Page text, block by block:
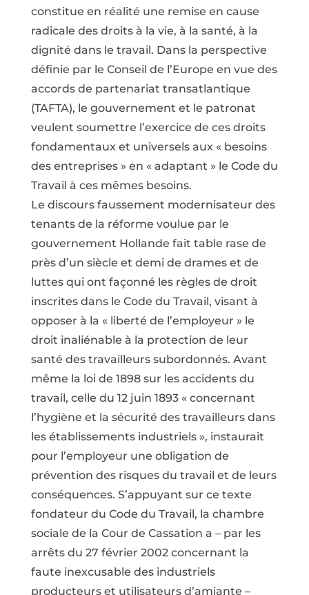
constitue en réalité une remise en cause
radicale des droits à la vie, à la santé, à la
dignité dans le travail. Dans la perspective
définie par le Conseil de l’Europe en vue des
accords de partenariat transatlantique
(TAFTA), le gouvernement et le patronat
veulent soumettre l’exercice de ces droits
fondamentaux et universels aux « besoins
des entreprises » en « adaptant » le Code du
Travail à ces mêmes besoins.
Le discours faussement modernisateur des
tenants de la réforme voulue par le
gouvernement Hollande fait table rase de
près d’un siècle et demi de drames et de
luttes qui ont façonné les règles de droit
inscrites dans le Code du Travail, visant à
opposer à la « liberté de l’employeur » le
droit inaliénable à la protection de leur
santé des travailleurs subordonnés. Avant
même la loi de 1898 sur les accidents du
travail, celle du 12 juin 1893 « concernant
l’hygiène et la sécurité des travailleurs dans
les établissements industriels », instaurait
pour l’employeur une obligation de
prévention des risques du travail et de leurs
conséquences. S’appuyant sur ce texte
fondateur du Code du Travail, la chambre
sociale de la Cour de Cassation a – par les
arrêts du 27 février 2002 concernant la
faute inexcusable des industriels
producteurs et utilisateurs d’amiante –